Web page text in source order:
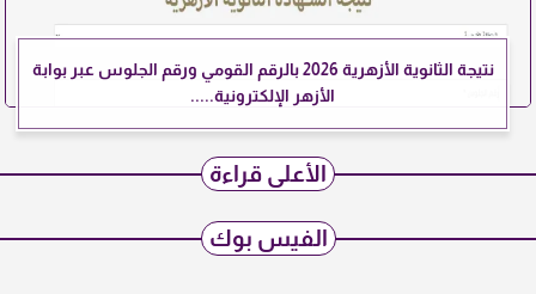
نتيجة الثانوية الأزهرية 2026 بالرقم القومي ورقم الجلوس عبر بوابة
الأزهر الإلكترونية.....
الأعلى قراءة
الفيس بوك